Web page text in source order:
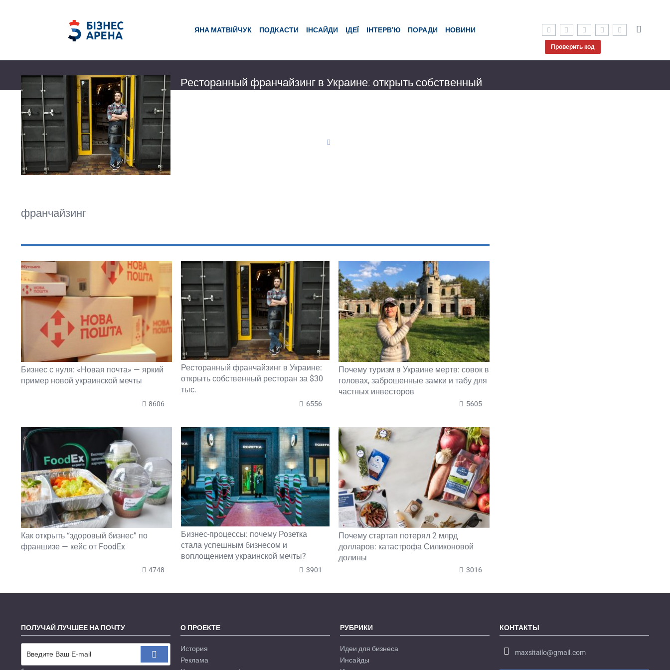
ЯНА МАТВІЙЧУК ПОДКАСТИ ІНСАЙДИ ІДЕЇ ІНТЕРВ’Ю ПОРАДИ НОВИНИ
Проверить код
Ресторанный франчайзинг в Украине: открыть собственный
франчайзинг
Бизнес с нуля: «Новая почта» — яркий
пример новой украинской мечты
8606
Ресторанный франчайзинг в Украине:
открыть собственный ресторан за $30
тыс.
6556
Почему туризм в Украине мертв: совок в
головах, заброшенные замки и табу для
частных инвесторов
5605
Как открыть “здоровый бизнес” по
франшизе — кейс от FoodEx
4748
Бизнес-процессы: почему Розетка
стала успешным бизнесом и
воплощением украинской мечты?
3901
Почему стартап потерял 2 млрд
долларов: катастрофа Силиконовой
долины
3016
ПОЛУЧАЙ ЛУЧШЕЕ НА ПОЧТУ О ПРОЕКТЕ
История
Реклама
РУБРИКИ
Идеи для бизнеса
Инсайды
КОНТАКТЫ
maxsitailo@gmail.com